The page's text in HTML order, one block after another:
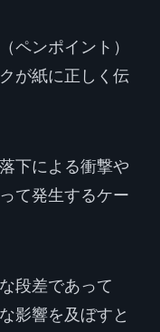
ペンポイント）
が紙に正しく伝
下による衝撃や
て発生するケー
段差であって
影響を及ぼすと